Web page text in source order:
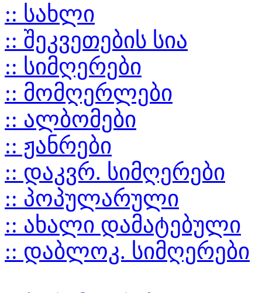
:: სახლი
:: შეკვეთების სია
:: სიმღერები
:: მომღერლები
:: ალბომები
:: ჟანრები
:: დაკვრ. სიმღერები
:: პოპულარული
:: ახალი დამატებული
:: დაბლოკ. სიმღერები